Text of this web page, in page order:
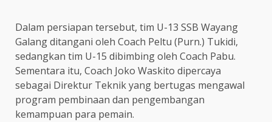
Dalam persiapan tersebut, tim U-13 SSB Wayang
Galang ditangani oleh Coach Peltu (Purn.) Tukidi,
sedangkan tim U-15 dibimbing oleh Coach Pabu.
Sementara itu, Coach Joko Waskito dipercaya
sebagai Direktur Teknik yang bertugas mengawal
program pembinaan dan pengembangan
kemampuan para pemain.